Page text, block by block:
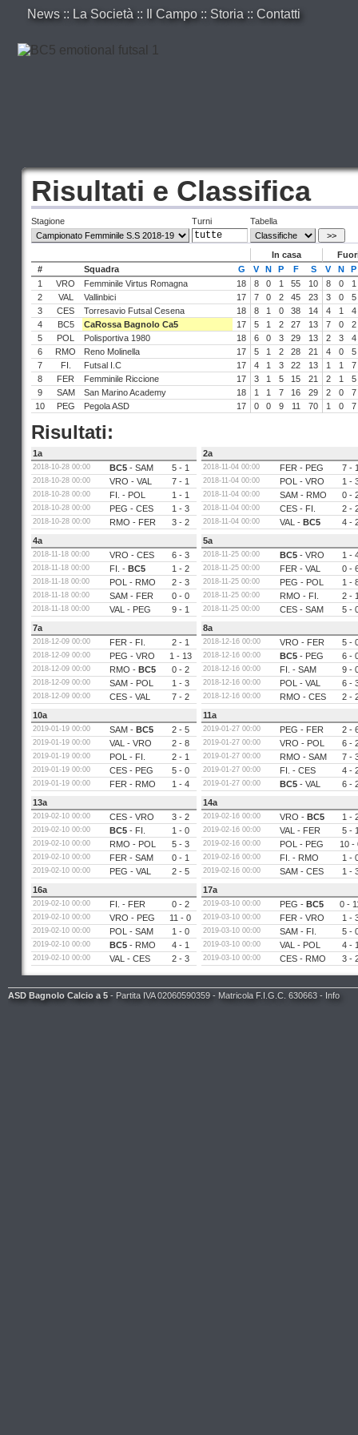
News :: La Società :: Il Campo :: Storia :: Contatti
Risultati e Classifica
Stagione Turni Tabella
In casa
#
Squadra G V N P F S V N
P
1
VRO Femminile Virtus Romagna 18 8 0 1 55 10 8 0
1
2
VAL Vallinbici 17 7 0 2 45 23 3 0
5
3
CES Torresavio Futsal Cesena 18 8 1 0 38 14 4 1
4
4
BC5 CaRossa Bagnolo Ca5 17 5 1 2 27 13 7 0
2
5
POL Polisportiva 1980 18 6 0 3 29 13 2 3
4
6
RMO Reno Molinella 17 5 1 2 28 21 4 0
5
7
FI. Futsal I.C 17 4 1 3 22 13 1 1
7
8
FER Femminile Riccione 17 3 1 5 15 21 2 1
5
9
SAM San Marino Academy 18 1 1 7 16 29 2 0
7
10
PEG Pegola ASD 17 0 0 9 11 70 1 0 7
Risultati:
1a
2018-10-28 00:00 BC5 - SAM 5 - 1
2018-10-28 00:00 VRO - VAL 7 - 1
2018-10-28 00:00 FI. - POL 1 - 1
2018-10-28 00:00 PEG - CES 1 - 3
2018-10-28 00:00 RMO - FER 3 - 2
2a
2018-11-04 00:00 FER - PEG 7 -
2018-11-04 00:00 POL - VRO 1 -
2018-11-04 00:00 SAM - RMO 0 -
2018-11-04 00:00 CES - FI. 2 -
2018-11-04 00:00 VAL - BC5
4 -
4a
2018-11-18 00:00 VRO - CES 6 - 3
2018-11-18 00:00 FI. - BC5 1 - 2
2018-11-18 00:00 POL - RMO 2 - 3
2018-11-18 00:00 SAM - FER 0 - 0
2018-11-18 00:00 VAL - PEG 9 - 1
5a
2018-11-25 00:00 BC5 - VRO 1 -
2018-11-25 00:00 FER - VAL 0 -
2018-11-25 00:00 PEG - POL 1 -
2018-11-25 00:00 RMO - FI. 2 -
2018-11-25 00:00 CES - SAM
5 -
7a
2018-12-09 00:00 FER - FI. 2 - 1
2018-12-09 00:00 PEG - VRO 1 - 13
2018-12-09 00:00 RMO - BC5 0 - 2
2018-12-09 00:00 SAM - POL 1 - 3
2018-12-09 00:00 CES - VAL 7 - 2
8a
2018-12-16 00:00 VRO - FER 5 -
2018-12-16 00:00 BC5 - PEG 6 -
2018-12-16 00:00 FI. - SAM 9 -
2018-12-16 00:00 POL - VAL 6 -
2018-12-16 00:00 RMO - CES
2 -
10a
2019-01-19 00:00 SAM - BC5 2 - 5
2019-01-19 00:00 VAL - VRO 2 - 8
2019-01-19 00:00 POL - FI. 2 - 1
2019-01-19 00:00 CES - PEG 5 - 0
2019-01-19 00:00 FER - RMO 1 - 4
11a
2019-01-27 00:00 PEG - FER 2 -
2019-01-27 00:00 VRO - POL 6 -
2019-01-27 00:00 RMO - SAM 7 -
2019-01-27 00:00 FI. - CES 4 -
2019-01-27 00:00 BC5 - VAL
6 -
13a
2019-02-10 00:00 CES - VRO 3 - 2
2019-02-10 00:00 BC5 - FI. 1 - 0
2019-02-10 00:00 RMO - POL 5 - 3
2019-02-10 00:00 FER - SAM 0 - 1
2019-02-10 00:00 PEG - VAL 2 - 5
14a
2019-02-16 00:00 VRO - BC5 1 -
2019-02-16 00:00 VAL - FER 5 -
2019-02-16 00:00 POL - PEG 10 -
2019-02-16 00:00 FI. - RMO 1 -
2019-02-16 00:00 SAM - CES
1 -
16a
2019-02-10 00:00 FI. - FER 0 - 2
2019-02-10 00:00 VRO - PEG 11 - 0
2019-02-10 00:00 POL - SAM 1 - 0
2019-02-10 00:00 BC5 - RMO 4 - 1
2019-02-10 00:00 VAL - CES 2 - 3
17a
2019-03-10 00:00 PEG - BC5 0 -
2019-03-10 00:00 FER - VRO 1 -
2019-03-10 00:00 SAM - FI. 5 -
2019-03-10 00:00 VAL - POL 4 -
2019-03-10 00:00 CES - RMO 3 -
ASD Bagnolo Calcio a 5 - Partita IVA 02060590359 - Matricola F.I.G.C. 630663 - Info